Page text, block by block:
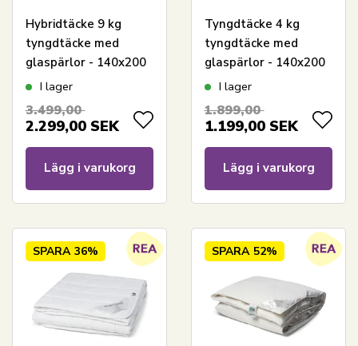
Hybridtäcke 9 kg
tyngdtäcke med
glaspärlor - 140x200
cm - Helårstäcke med
bolltäcke från
I lager
3.499,00
2.299,00 SEK
Lägg i varukorg
Tyngdtäcke 4 kg
tyngdtäcke med
glaspärlor - 140x200
cm - Täcke med vikt -
bolltäcke
I lager
1.899,00
1.199,00 SEK
Lägg i varukorg
SPARA 36% SPARA 52%